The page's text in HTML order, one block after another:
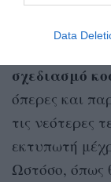
Data
Picasso
σχεδιασμό
όπερες και
τις νεότερες
εκτυπωτή
Ωστόσο, όπως